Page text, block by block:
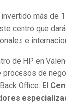
invertido más de
centro que
e
de HP en
procesos de
Office. El